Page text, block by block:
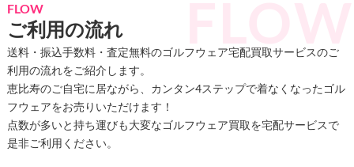
FLOW
ご利用の流れ
送料・振込手数料・査定無料のゴルフウェア宅配買取サービスのご
利用の流れをご紹介します。
恵比寿のご自宅に居ながら、カンタン4ステップで着なくなったゴル
フウェアをお売りいただけます！
点数が多いと持ち運びも大変なゴルフウェア買取を宅配サービスで
是非ご利用ください。